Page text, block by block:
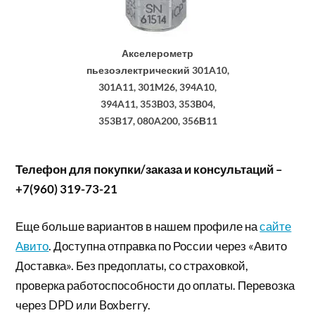
Акселерометр
пьезоэлектрический 301A10,
301A11, 301M26, 394A10,
394A11, 353B03, 353B04,
353B17, 080A200, 356В11
Телефон для покупки/заказа и консультаций –
+7(960) 319-73-21
Еще больше вариантов в нашем профиле насайте
Авито. Доступна отправка по России через «Авито
Доставка». Без предоплаты, со страховкой,
проверка работоспособности до оплаты. Перевозка
через DPD или Boxberry.